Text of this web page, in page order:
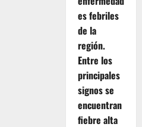
es febriles
de la
región.
Entre los
principales
signos se
encuentran
fiebre alta